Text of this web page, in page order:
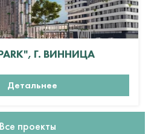
Г. ВИННИЦА
Детальнее
Все проекты